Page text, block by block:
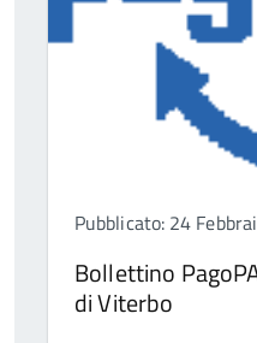
Pubblicato: 24
Bollettino
di Viterbo